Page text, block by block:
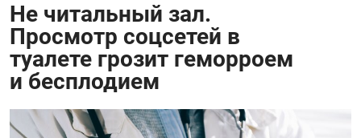
Не читальный зал.
Просмотр соцсетей в
туалете грозит геморроем
и бесплодием